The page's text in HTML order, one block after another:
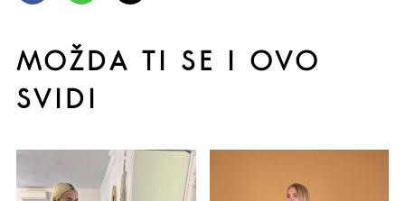
MOŽDA TI SE I OVO
SVIDI